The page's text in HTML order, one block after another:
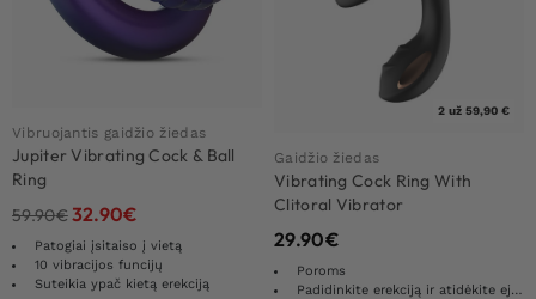
Vibruojantis gaidžio žiedas
Jupiter Vibrating Cock & Ball
Ring
59.90€32.90€
Patogiai įsitaiso į vietą
10 vibracijos funcijų
Suteikia ypač kietą erekciją
2 už 59,90 €
Gaidžio žiedas
Vibrating Cock Ring With
Clitoral Vibrator
29.90€
Poroms
Padidinkite erekciją ir atidėkite ejakuliaciją